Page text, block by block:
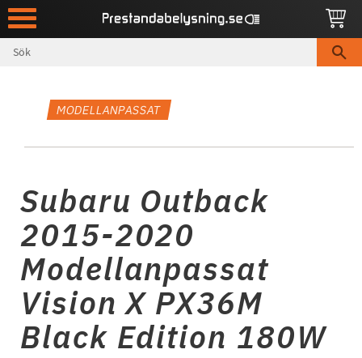
Meny
MODELLANPASSAT
Subaru Outback
2015-2020
Modellanpassat
Vision X PX36M
Black Edition 180W